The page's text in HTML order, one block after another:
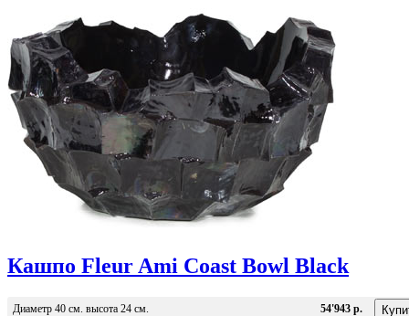
Кашпо Fleur Ami Coast Bowl Black
Диаметр 40 см. высота 24 см. 54'943 р.